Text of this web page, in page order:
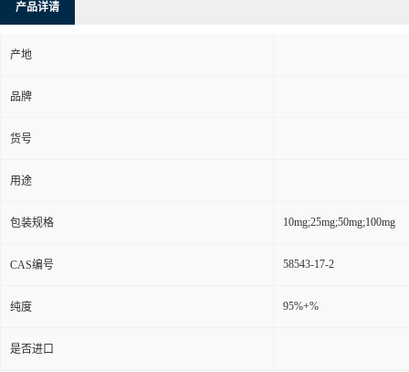
产品详请
产地
品牌
货号
用途
包装规格 10mg;25mg;50mg;100mg
CAS编号 58543-17-2
纯度 95%+%
是否进口